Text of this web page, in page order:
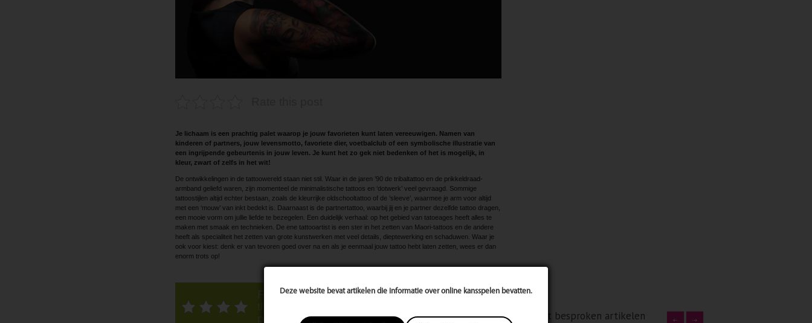
Deze website bevat artikelen die informatie over online kansspelen bevatten.
Je lichaam is een prachtig palet waarop je jouw favorieten kunt laten vereeuwigen. Namen van
kinderen of partners, jouw levensmotto, favoriete dier, voetbalclub of een symbolische illustratie van
een ingrijpende gebeurtenis in jouw leven. Je kunt het zo gek niet bedenken of het is mogelijk, in
kleur, zwart of zelfs in het wit!
De ontwikkelingen in de tattoowereld staan niet stil. Waar in de jaren ’90 de tribaltattoo en de prikkeldraad­
armband geliefd waren, zijn momenteel de minimalistische tattoos en ‘dotwerk’ veel gevraagd. Sommige
tattoostijlen altijd echter bestaan, zoals de kleurrijke oldschooltattoo of de ‘sleeve’, waarmee je arm voor altijd
met een ‘mouw’ van inkt bedekt is. Daarnaast is de partnertattoo, waarbij jij en je partner dezelfde tattoo dragen,
een mooie vorm om jullie liefde te bezegelen. Een duidelijk verhaal: op het gebied van tatoeages heeft alles te
maken met smaak en technieken. De ene tattooartist is een ster in het zetten van Maori-tattoos en de andere
heeft als specialiteit het zetten van grote kunstwerken met veel details, dieptewerking en schaduwen. Waar je
ook voor kiest: denk er van tevoren goed over na en als je eenmaal jouw tattoo hebt laten zetten, wees er dan
enorm trots op!
Rate
Meest besproken artikelen